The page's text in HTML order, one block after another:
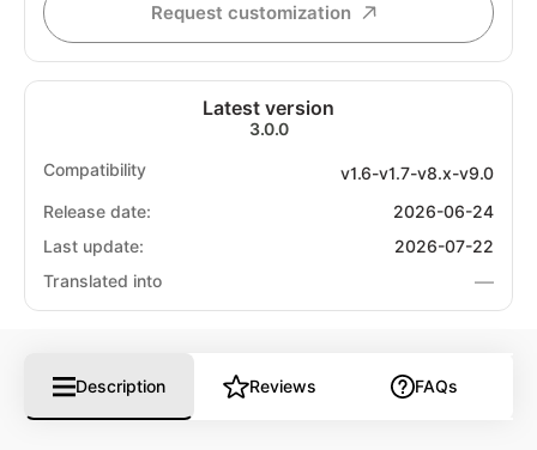
Request customization
Latest version
3.0.0
Compatibility
v1.6-v1.7-v8.x-v9.0
Release date:
2026-06-24
Last update:
2026-07-22
Translated into
—
Description Reviews FAQs